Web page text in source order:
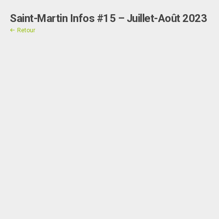
Contact
Saint-Martin Infos #15 – Juillet-Août 2023
Retour